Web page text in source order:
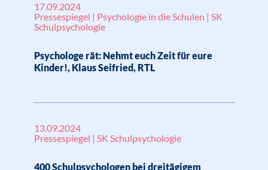
17.09.2024
Pressespiegel | Psychologie in die Schulen | SK
Schulpsychologie
Psychologe rät: Nehmt euch Zeit für eure
Kinder!, Klaus Seifried, RTL
13.09.2024
Pressespiegel | SK Schulpsychologie
400 Schulpsychologen bei dreitägigem